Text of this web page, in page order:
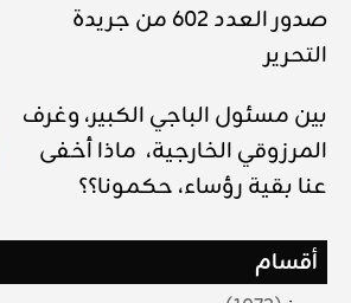
صدور العدد 602 من جريدة
التحرير
بين مسئول الباجي الكبير، وغرف
المرزوقي الخارجية، ماذا أخفى
عنا بقية رؤساء، حكمونا؟؟
أقسام